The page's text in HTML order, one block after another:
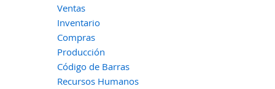
Ventas
Inventario
Compras
Producción
Código de Barras
Recursos Humanos